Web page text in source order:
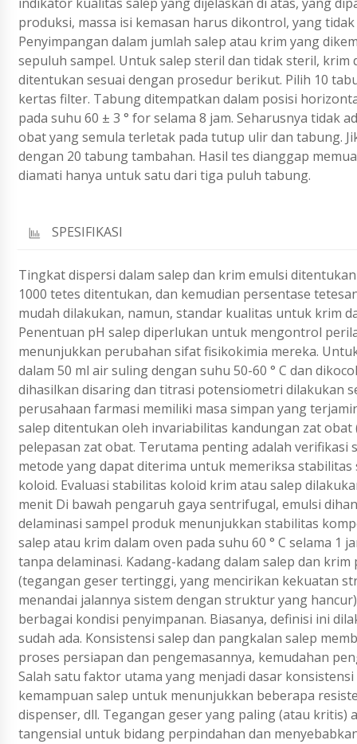
produksi, massa isi kemasan harus dikontrol, yang
Penyimpangan dalam jumlah salep atau krim yang
sepuluh sampel. Untuk salep steril dan tidak steril,
ditentukan sesuai dengan prosedur berikut. Pilih 10
kertas filter. Tabung ditempatkan dalam posisi
pada suhu 60 ± 3 ° for selama 8 jam. Seharusnya tidak
obat yang semula terletak pada tutup ulir dan tabung.
dengan 20 tabung tambahan. Hasil tes dianggap
diamati hanya untuk satu dari tiga puluh tabung.
SPESIFIKASI
Tingkat dispersi dalam salep dan krim emulsi
1000 tetes ditentukan, dan kemudian persentase
mudah dilakukan, namun, standar kualitas untuk krim
Penentuan pH salep diperlukan untuk mengontrol
menunjukkan perubahan sifat fisikokimia mereka.
dalam 50 ml air suling dengan suhu 50-60 ° C dan
dihasilkan disaring dan titrasi potensiometri dilakukan
perusahaan farmasi memiliki masa simpan yang
salep ditentukan oleh invariabilitas kandungan zat
pelepasan zat obat. Terutama penting adalah verifikasi
metode yang dapat diterima untuk memeriksa
koloid. Evaluasi stabilitas koloid krim atau salep
menit Di bawah pengaruh gaya sentrifugal, emulsi
delaminasi sampel produk menunjukkan stabilitas
salep atau krim dalam oven pada suhu 60 ° C selama
tanpa delaminasi. Kadang-kadang dalam salep dan
(tegangan geser tertinggi, yang mencirikan kekuatan
menandai jalannya sistem dengan struktur yang
berbagai kondisi penyimpanan. Biasanya, definisi ini
sudah ada. Konsistensi salep dan pangkalan salep
proses persiapan dan pengemasannya, kemudahan
Salah satu faktor utama yang menjadi dasar
kemampuan salep untuk menunjukkan beberapa
dispenser, dll. Tegangan geser yang paling (atau kritis)
tangensial untuk bidang perpindahan dan